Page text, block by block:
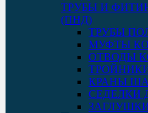
ТРУБЫ И
(ПНД)
ТРУБЫ
МУФТЫ
ОТВОДЫ
КРАНЫ
СЕДЕЛКИ